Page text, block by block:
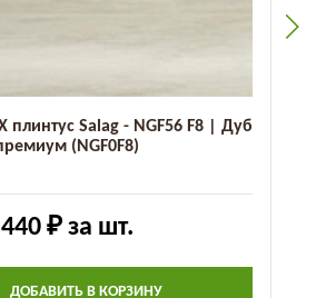
плинтус Salag - NGF56 F8 | Дуб
(NGF0F8)
440 ₽за шт.
ДОБАВИТЬ В КОРЗИНУ